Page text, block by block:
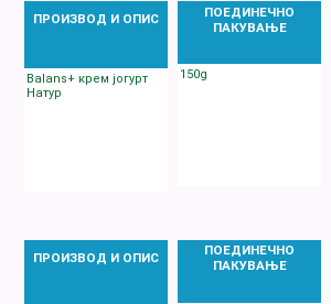
ПРОИЗВОД И ОПИС
Balans+ крем јогурт
Натур
ПОЕДИНЕЧНО
ПАКУВАЊЕ
150g
ПРОИЗВОД И ОПИС
ПОЕДИНЕЧНО
ПАКУВАЊЕ